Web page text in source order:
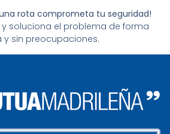
rota comprometa tu seguridad!
soluciona el problema de forma
y sin preocupaciones.